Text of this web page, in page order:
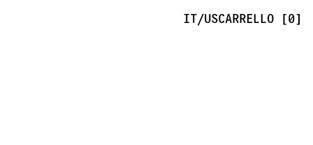
IT/USCARRELLO [0]